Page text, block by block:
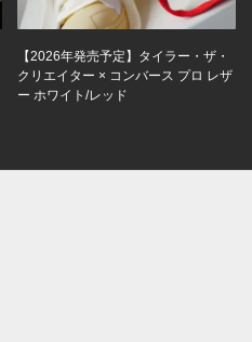
【2026年発売予定】タイラー・ザ・
クリエイター × コンバース プロ レザ
ー ホワイト/レッド